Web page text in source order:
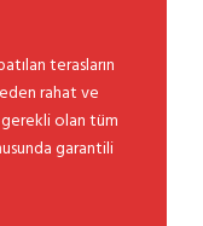
terasların
rahat ve
olan tüm
garantili